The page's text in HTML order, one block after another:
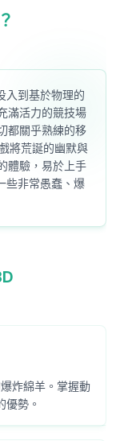
入到基於物理的
滿活力的競技場
都關乎熟練的移
將荒誕的幽默與
體驗，易於上手
些非常愚蠢、爆
炸綿羊。掌握動
優勢。